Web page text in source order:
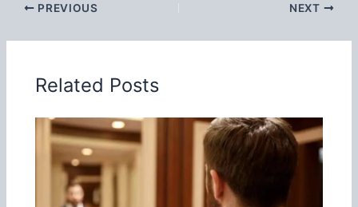
PREVIOUS NEXT
Related Posts